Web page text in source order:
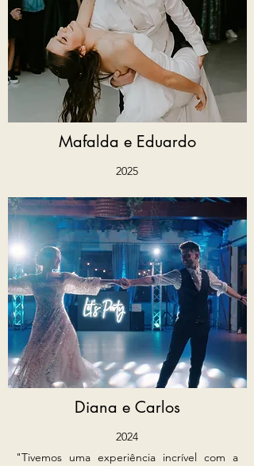
Mafalda e Eduardo
2025
Diana e Carlos
2024
"Tivemos uma experiência incrível com a